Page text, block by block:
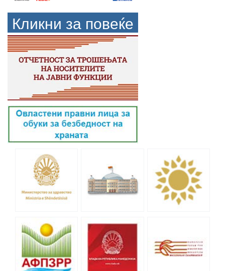
Кликни за повеќе